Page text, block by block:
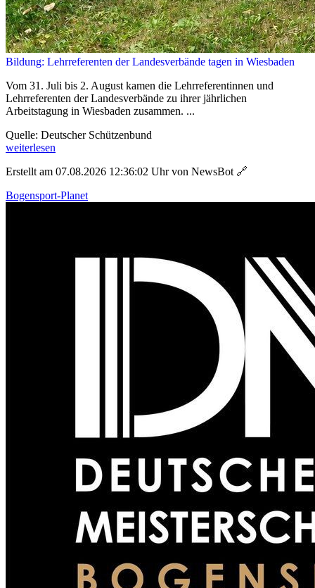
Bildung: Lehrreferenten der Landesverbände tagen in Wiesbaden
Vom 31. Juli bis 2. August kamen die Lehrreferentinnen und
Lehrreferenten der Landesverbände zu ihrer jährlichen
Arbeitstagung in Wiesbaden zusammen. ...
Quelle: Deutscher Schützenbund
weiterlesen
Erstellt am 07.08.2026 12:36:02 Uhr von NewsBot 🔗
Bogensport-Planet